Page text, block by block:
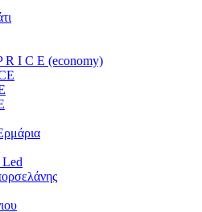
R I C E (economy)
Led